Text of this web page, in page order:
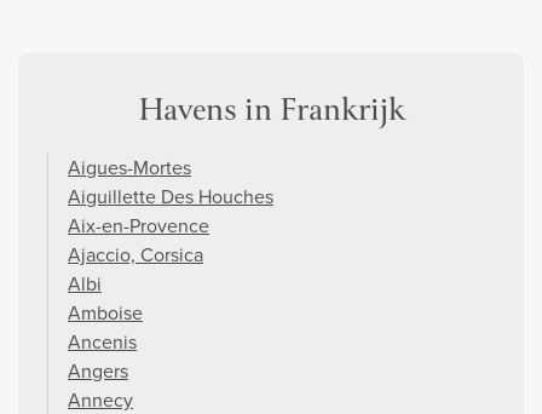
Havens in Frankrijk
Aigues-Mortes
Aiguillette Des Houches
Aix-en-Provence
Ajaccio, Corsica
Albi
Amboise
Ancenis
Angers
Annecy